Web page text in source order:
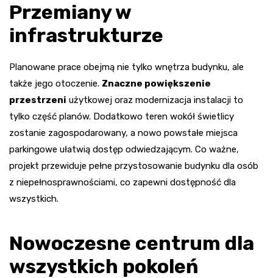
Przemiany w
infrastrukturze
Planowane prace obejmą nie tylko wnętrza budynku, ale
także jego otoczenie. Znaczne powiększenie
przestrzeni użytkowej oraz modernizacja instalacji to
tylko część planów. Dodatkowo teren wokół świetlicy
zostanie zagospodarowany, a nowo powstałe miejsca
parkingowe ułatwią dostęp odwiedzającym. Co ważne,
projekt przewiduje pełne przystosowanie budynku dla osób
z niepełnosprawnościami, co zapewni dostępność dla
wszystkich.
Nowoczesne centrum dla
wszystkich pokoleń